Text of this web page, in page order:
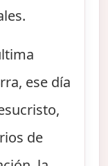
ese día
de